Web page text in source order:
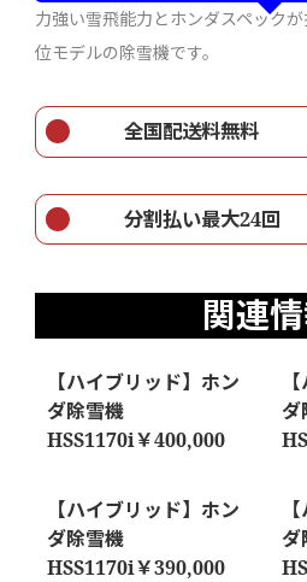
力強い雪飛能力とホンダスペック
位モデルの除雪機です。
全国配送料無料
分割払い最大24回
関連
【ハイブリッド】ホン
ダ除雪機
HSS1170i￥400,000
ダ
【ハイブリッド】ホン
ダ除雪機
HSS1170i￥390,000
ダ